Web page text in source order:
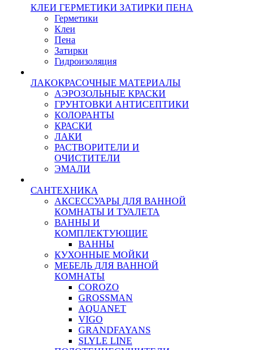
КЛЕИ ГЕРМЕТИКИ ЗАТИРКИ ПЕНА
Герметики
Клеи
Пена
Затирки
Гидроизоляция
ЛАКОКРАСОЧНЫЕ МАТЕРИАЛЫ
АЭРОЗОЛЬНЫЕ КРАСКИ
ГРУНТОВКИ АНТИСЕПТИКИ
КОЛОРАНТЫ
КРАСКИ
ЛАКИ
РАСТВОРИТЕЛИ И
ОЧИСТИТЕЛИ
ЭМАЛИ
САНТЕХНИКА
АКСЕССУАРЫ ДЛЯ ВАННОЙ
КОМНАТЫ И ТУАЛЕТА
ВАННЫ И
КОМПЛЕКТУЮЩИЕ
ВАННЫ
КУХОННЫЕ МОЙКИ
МЕБЕЛЬ ДЛЯ ВАННОЙ
КОМНАТЫ
COROZO
GROSSMAN
AQUANET
VIGO
GRANDFAYANS
SLYLE LINE